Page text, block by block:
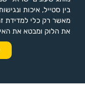
בין סטייל, איכות
מאשר רק כלי למדידת
את הלוק ומבטא את